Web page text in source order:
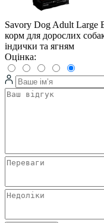
Savory Dog Adult Large
корм для дорослих
індички та ягням
Оцінка: